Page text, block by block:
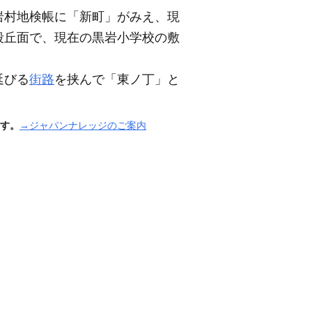
村地検帳に「新町」がみえ、現
面で、現在の黒岩小学校の敷
びる街路を挟んで「東ノ丁」と
。 →ジャパンナレッジのご案内